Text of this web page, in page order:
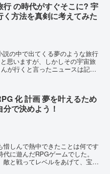
行 の時代がすぐそこに? 宇
く方法を真剣に考えてみた
説の中で出てくる夢のような旅行
思いますが、しかしその宇宙旅
が行くと言ったニュースは記憶
化 計画 夢を叶えるため
分で決めよう！
しんで熱中できたことは何です
に遊んだRPGゲームでした。
と戦ってレベルをあげて、宝箱